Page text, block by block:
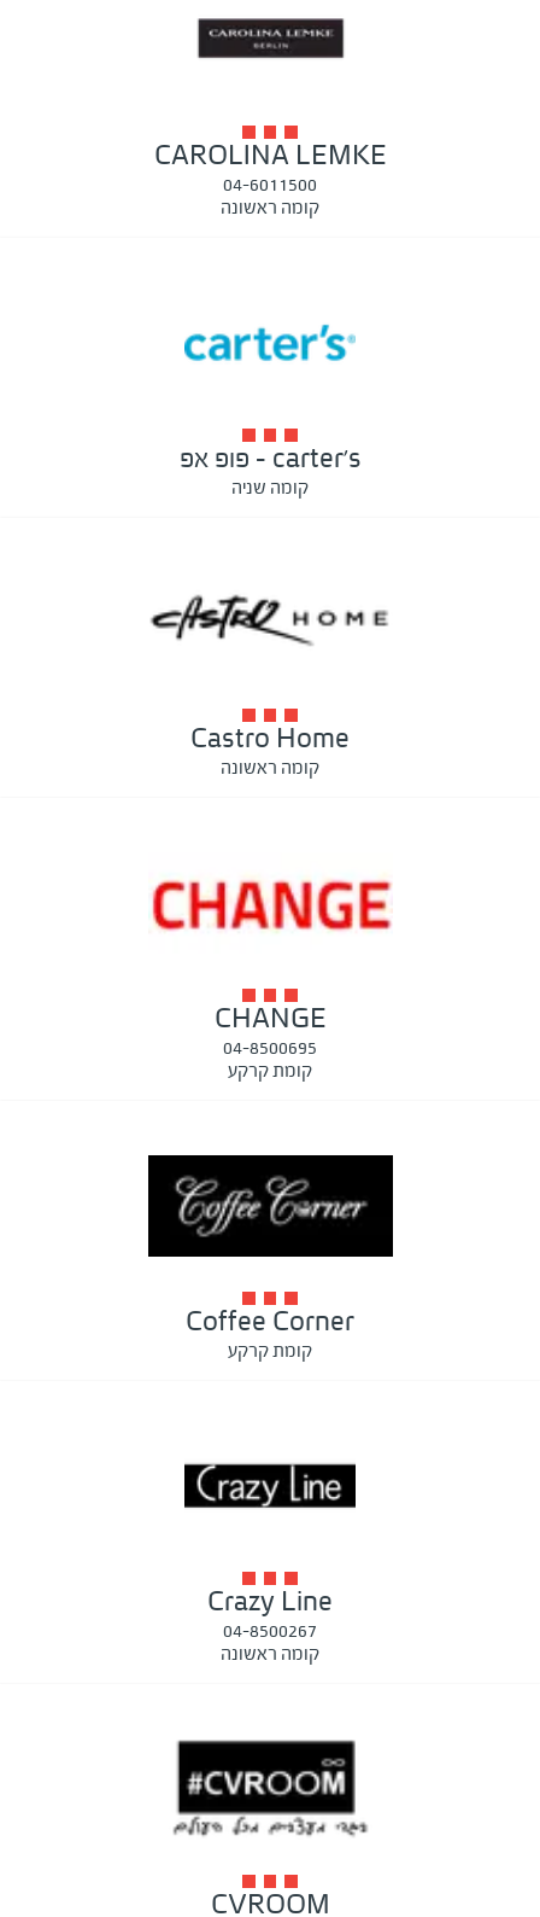
CAROLINA LEMKE
04-6011500
קומה ראשונה
carter's - פופ אפ
קומה שניה
Castro Home
קומה ראשונה
CHANGE
04-8500695
קומת קרקע
Coffee Corner
קומת קרקע
Crazy Line
04-8500267
קומה ראשונה
CVROOM